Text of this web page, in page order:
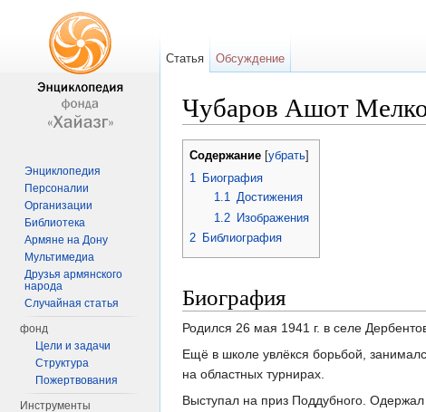
Чубаров Ашот
Содержание убрать
1 Биография
1.1 Достижения
1.2
Изображения
2 Библиография
Биография
Родился 26 мая 1941 г. в селе
Ещё в школе увлёкся борьбой,
на областных турнирах.
Выступал на приз Поддубного.
Статья Обсуждение
Энциклопедия
Персоналии
Организации
Библиотека
Армяне на Дону
Мультимедиа
Друзья армянского
народа
Случайная статья
фонд
Цели и задачи
Структура
Пожертвования
Инструменты